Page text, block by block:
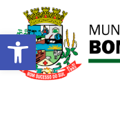
Barra de